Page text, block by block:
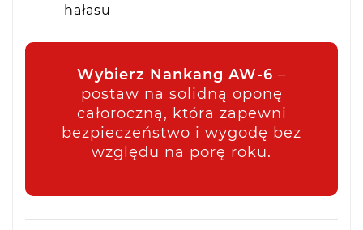
hałasu
Wybierz Nankang AW-6 –
postaw na solidną oponę
całoroczną, która zapewni
bezpieczeństwo i wygodę bez
względu na porę roku.